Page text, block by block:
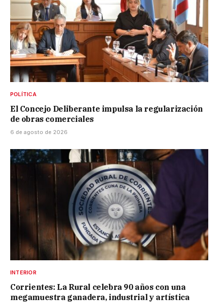
POLÍTICA
El Concejo Deliberante impulsa la regularización
de obras comerciales
6 de agosto de 2026
INTERIOR
Corrientes: La Rural celebra 90 años con una
megamuestra ganadera, industrial y artística